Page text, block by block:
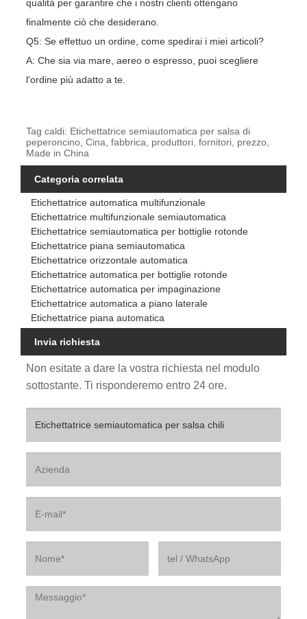
qualità per garantire che i nostri clienti ottengano
finalmente ciò che desiderano.
Q5: Se effettuo un ordine, come spedirai i miei articoli?
A: Che sia via mare, aereo o espresso, puoi scegliere
l'ordine più adatto a te.
Tag caldi: Etichettatrice semiautomatica per salsa di
peperoncino, Cina, fabbrica, produttori, fornitori, prezzo,
Made in China
Categoria correlata
Etichettatrice automatica multifunzionale
Etichettatrice multifunzionale semiautomatica
Etichettatrice semiautomatica per bottiglie rotonde
Etichettatrice piana semiautomatica
Etichettatrice orizzontale automatica
Etichettatrice automatica per bottiglie rotonde
Etichettatrice automatica per impaginazione
Etichettatrice automatica a piano laterale
Etichettatrice piana automatica
Invia richiesta
Non esitate a dare la vostra richiesta nel modulo
sottostante. Ti risponderemo entro 24 ore.